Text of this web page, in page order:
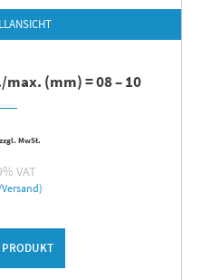
max. (mm) = 08 – 10
zzgl. MwSt.
VAT